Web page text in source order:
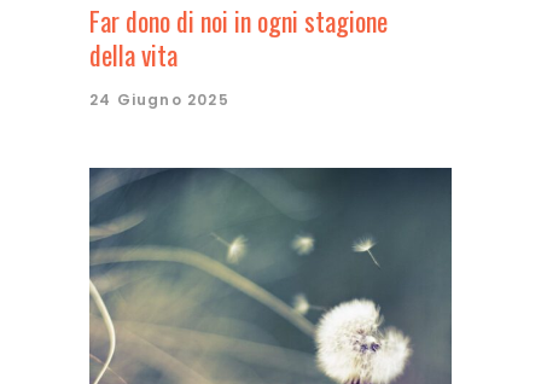
Far dono di noi in ogni stagione
della vita
24 Giugno 2025